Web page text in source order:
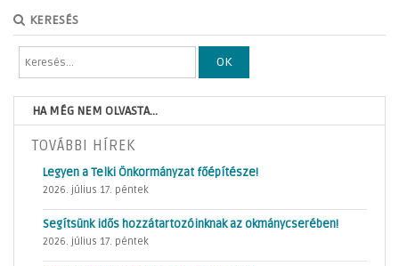
KERESÉS
OK
HA MÉG NEM OLVASTA...
TOVÁBBI HÍREK
Legyen a Telki Önkormányzat főépítésze!
2026. július 17. péntek
Segítsünk idős hozzátartozóinknak az okmánycserében!
2026. július 17. péntek